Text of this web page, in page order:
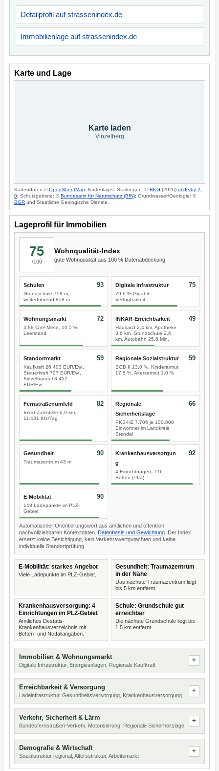
Detailprofil auf strassenindex.de
Immobilienlage auf strassenindex.de
Karte und Lage
Karte laden
Vinzelberg
Kartendaten ©OpenStreetMap . Kartenlayer: Starkregen: ©BKG (2026) dl-de/by-2-
0; Schutzgebiete: ©Bundesamt für Naturschutz (BfN); Grundwasser/Geologie: ©
BGR und Staatliche Geologische Dienste.
Lageprofil für Immobilien
75
/100
Wohnqualität-Index
gute Wohnqualität aus 100 % Datenabdeckung.
Schulen
Grundschule 758 m,
weiterführend 858 m
93 Digitale Infrastruktur
79,6 % Gigabit-
Verfügbarkeit
75
Wohnungsmarkt
4,88 €/m² Miete, 10,5 %
Leerstand
72 INKAR-Erreichbarkeit
Hausarzt 2,4 km, Apotheke
3,6 km, Grundschule 2,6
km, Autobahn 25,6 Min.
49
Standortmarkt
Kaufkraft 26.403 EUR/Ew.,
Steuerkraft 727 EUR/Ew.,
Einzelhandel 8.457
EUR/Ew.
59 Regionale Sozialstruktur
SGB II 13,0 %, Kinderarmut
17,5 %, Altersarmut 1,0 %
59
Fernstraßenumfeld
BASt-Zählstelle 6,9 km,
11.431 Kfz/Tag
82
Regionale
Sicherheitslage
PKS-HZ 7.706 je 100.000
Einwohner im Landkreis
Stendal
66
Gesundheit
Traumazentrum 43 m
90
Krankenhausversorgun
g
4 Einrichtungen, 716
Betten (PLZ)
92
E-Mobilität
148 Ladepunkte im PLZ-
Gebiet
90
Automatischer Orientierungswert aus amtlichen und öffentlich
nachvollziehbaren Kontextdaten. Datenbasis und Gewichtung . Der Index
ersetzt keine Besichtigung, kein Verkehrswertgutachten und keine
individuelle Standortprüfung.
E-Mobilität: starkes Angebot
Viele Ladepunkte im PLZ-Gebiet.
Gesundheit: Traumazentrum
in der Nähe
Das nächste Traumazentrum liegt
bis 5 km entfernt.
Krankenhausversorgung: 4
Einrichtungen im PLZ-Gebiet
Amtliches Destatis-
Krankenhausverzeichnis mit
Betten- und Notfallangaben.
Schule: Grundschule gut
erreichbar
Die nächste Grundschule liegt bis
1,5 km entfernt.
Immobilien & Wohnungsmarkt
Digitale Infrastruktur, Energieanlagen, Regionale Kaufkraft
Erreichbarkeit & Versorgung
Ladeinfrastruktur, Gesundheitsversorgung, Krankenhausversorgung
Verkehr, Sicherheit & Lärm
Bundesfernstraßen-Verkehr, Motorisierung, Regionale Sicherheitslage
Demografie & Wirtschaft
Sozialstruktur regional, Altersstruktur, Arbeitsmarkt